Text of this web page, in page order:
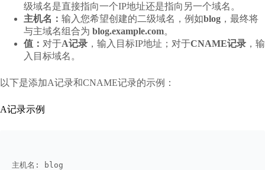
级域名是直接指向一个IP地址还是指向另一个域名。
主机名： 输入您希望创建的二级域名，例如blog ，最终将
与主域名组合为 blog.example.com。
值： 对于A记录 ，输入目标IP地址；对于CNAME记录 ，输
入目标域名。
以下是添加A记录和CNAME记录的示例：
A记录示例
主机名: blog